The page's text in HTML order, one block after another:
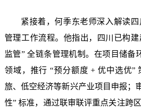
紧接着，何季东老师深入解读
管理工作流程。他指出，四川已构建
监管” 全链条管理机制。在项目储备
领域，推行 “预分额度 + 优中选优”
旅、低空经济等新兴产业项目申报；
性” 标准，通过联审联评重点关注跨